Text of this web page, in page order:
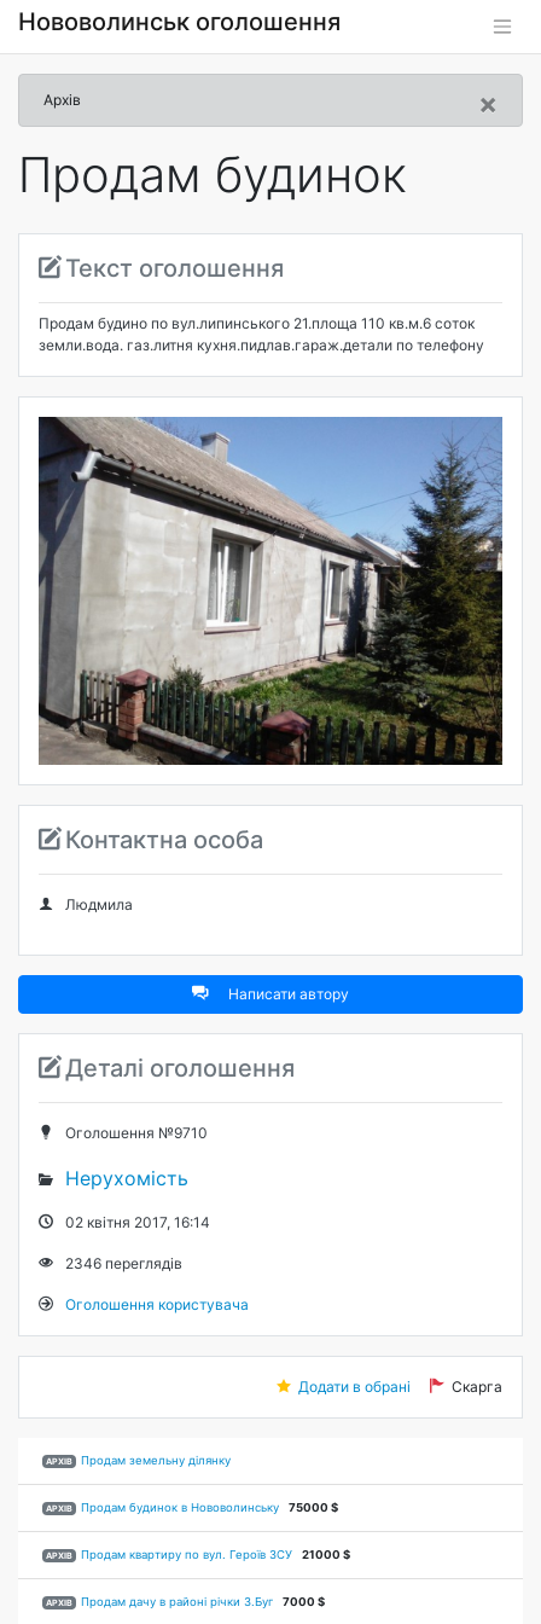
Нововолинськ оголошення
×
Архів
Продам будинок
Текст оголошення
Продам будино по вул.липинського 21.площа 110 кв.м.6 соток
земли.вода. газ.литня кухня.пидлав.гараж.детали по телефону
Контактна особа
Людмила
Написати автору
Деталі оголошення
Оголошення №9710
Нерухомість
02 квітня 2017, 16:14
2346 переглядів
Оголошення користувача
Скарга
Додати в обрані
АРХІВ Продам земельну ділянку
АРХІВ Продам будинок в Нововолинську 75000 $
АРХІВ Продам квартиру по вул. Героїв ЗСУ 21000 $
АРХІВ Продам дачу в районі річки З.Буг 7000 $